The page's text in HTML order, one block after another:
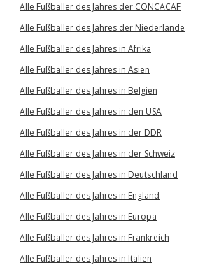
Alle Fußballer des Jahres der CONCACAF
Alle Fußballer des Jahres der Niederlande
Alle Fußballer des Jahres in Afrika
Alle Fußballer des Jahres in Asien
Alle Fußballer des Jahres in Belgien
Alle Fußballer des Jahres in den USA
Alle Fußballer des Jahres in der DDR
Alle Fußballer des Jahres in der Schweiz
Alle Fußballer des Jahres in Deutschland
Alle Fußballer des Jahres in England
Alle Fußballer des Jahres in Europa
Alle Fußballer des Jahres in Frankreich
Alle Fußballer des Jahres in Italien